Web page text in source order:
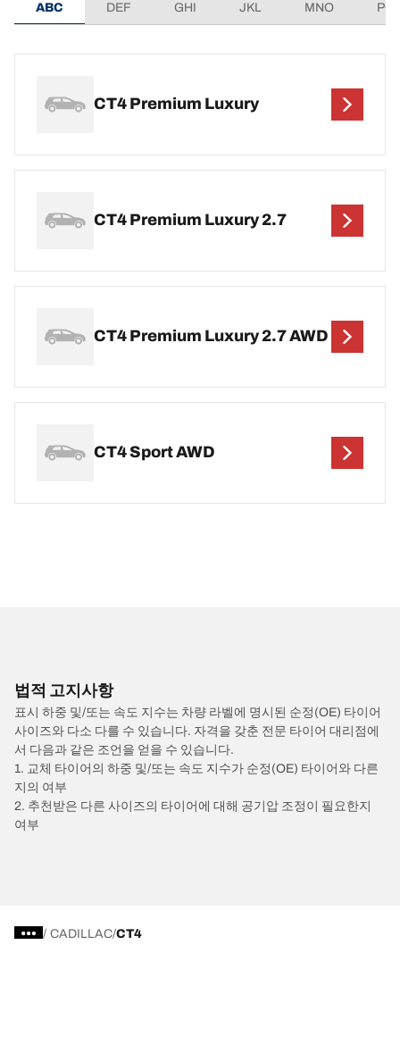
ABC DEF GHI JKL MNO
CT4 Premium Luxury
CT4 Premium Luxury 2.7
CT4 Premium Luxury 2.7 AWD
CT4 Sport AWD
법적 고지사항
표시 하중 및/또는 속도 지수는 차량 라벨에 명시된 순정(OE) 타이어
사이즈와 다소 다를 수 있습니다. 자격을 갖춘 전문 타이어 대리점에
서 다음과 같은 조언을 얻을 수 있습니다.
1. 교체 타이어의 하중 및/또는 속도 지수가 순정(OE) 타이어와 다른
지의 여부
2. 추천받은 다른 사이즈의 타이어에 대해 공기압 조정이 필요한지
여부
/ CADILLAC CT4